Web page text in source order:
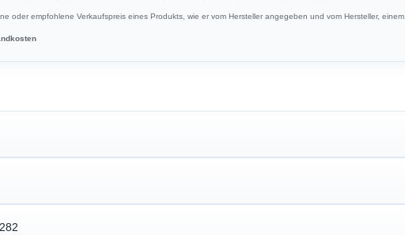
oder empfohlene Verkaufspreis eines Produkts, wie er vom Hersteller angegeben und vom Hersteller,